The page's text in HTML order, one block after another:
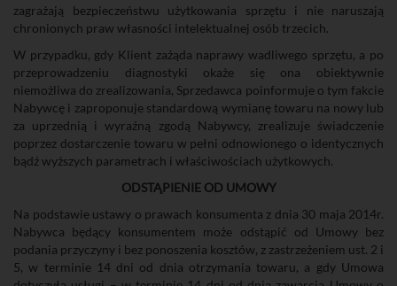
zagrażają bezpieczeństwu użytkowania sprzętu i nie naruszają
chronionych praw własności intelektualnej osób trzecich.
W przypadku, gdy Klient zażąda naprawy wadliwego sprzętu, a po
przeprowadzeniu diagnostyki okaże się ona obiektywnie
niemożliwa do zrealizowania, Sprzedawca poinformuje o tym fakcie
Nabywcę i zaproponuje standardową wymianę towaru na nowy lub
za uprzednią i wyraźną zgodą Nabywcy, zrealizuje świadczenie
poprzez dostarczenie towaru w pełni odnowionego o identycznych
bądź wyższych parametrach i właściwościach użytkowych.
ODSTĄPIENIE OD UMOWY
Na podstawie ustawy o prawach konsumenta z dnia 30 maja 2014r.
Nabywca będący konsumentem może odstąpić od Umowy bez
podania przyczyny i bez ponoszenia kosztów, z zastrzeżeniem ust. 2 i
5, w terminie 14 dni od dnia otrzymania towaru, a gdy Umowa